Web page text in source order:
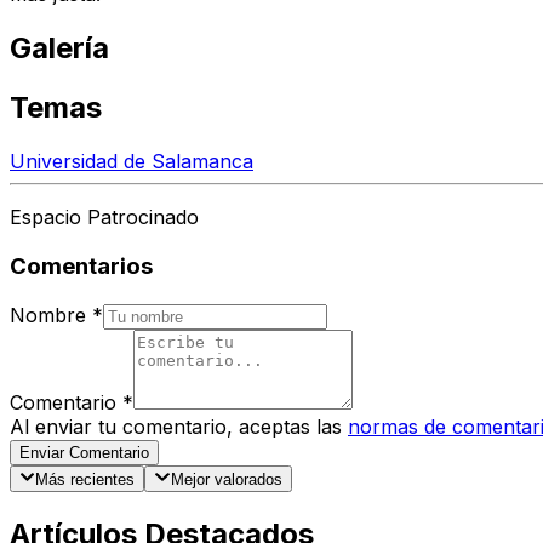
Galería
Temas
Universidad de Salamanca
Espacio Patrocinado
Comentarios
Nombre *
Comentario *
Al enviar tu comentario, aceptas las normas de
Enviar Comentario
Más recientes
Mejor valorados
Artículos Destacados